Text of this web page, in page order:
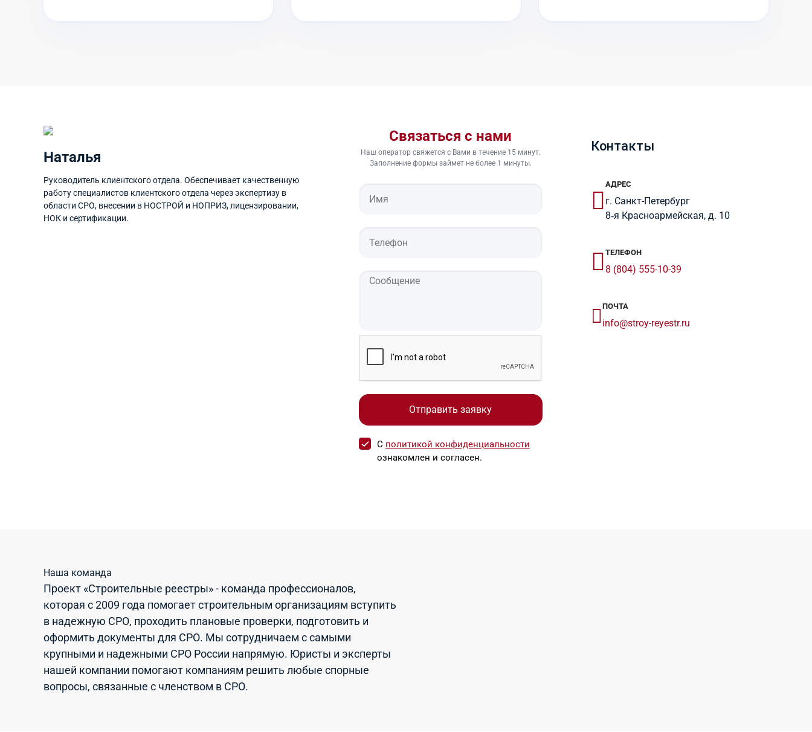
Наталья
Руководитель клиентского отдела. Обеспечивает качественную
работу специалистов клиентского отдела через экспертизу в
области СРО, внесении в НОСТРОЙ и НОПРИЗ, лицензировании,
НОК и сертификации.
Связаться с нами
Наш оператор свяжется с Вами в течение 15 минут.
Заполнение формы займет не более 1 минуты.
С политикой конфиденциальности
ознакомлен и согласен.
Контакты
АДРЕС
г. Санкт-Петербург
8‑я Красноармейская, д. 10
ТЕЛЕФОН
8 (804) 555-10-39
ПОЧТА
info@stroy-reyestr.ru
Наша команда
Проект «Строительные реестры» - команда профессионалов,
которая с 2009 года помогает строительным организациям вступить
в надежную СРО, проходить плановые проверки, подготовить и
оформить документы для СРО. Мы сотрудничаем с самыми
крупными и надежными СРО России напрямую. Юристы и эксперты
нашей компании помогают компаниям решить любые спорные
вопросы, связанные с членством в СРО.